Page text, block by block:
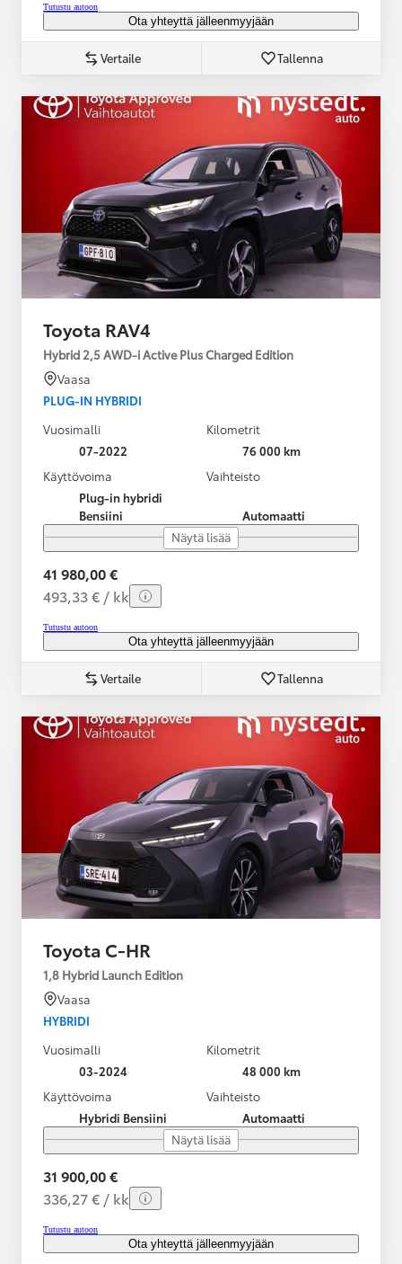
Tutustu autoon
Ota yhteyttä jälleenmyyjään
Vertaile Tallenna
Toyota RAV4
Hybrid 2,5 AWD-i Active Plus Charged Edition
Vaasa
PLUG-IN HYBRIDI
Vuosimalli
07-2022
Kilometrit
76 000 km
Käyttövoima
Plug-in hybridi
Bensiini
Vaihteisto
Automaatti
Näytä lisää
41 980,00 €
493,33 € / kk
Tutustu autoon
Ota yhteyttä jälleenmyyjään
Vertaile Tallenna
Toyota C-HR
1,8 Hybrid Launch Edition
Vaasa
HYBRIDI
Vuosimalli
03-2024
Kilometrit
48 000 km
Käyttövoima
Hybridi Bensiini
Vaihteisto
Automaatti
Näytä lisää
31 900,00 €
336,27 € / kk
Tutustu autoon
Ota yhteyttä jälleenmyyjään